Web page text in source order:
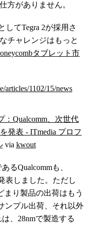
方がありません。
してTegra 2が採用さ
チャレンジはもっと
タブレット市
Qualcomm、次世代
発表 - ITmedia プロフ
via kwout
るQualcommも、
表しました。ただし
り製品の出荷はもう
ンプル出荷、それ以外
、28nmで製造する